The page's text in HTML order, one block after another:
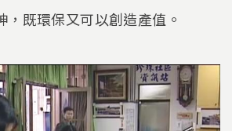
，既環保又可以創造產值。